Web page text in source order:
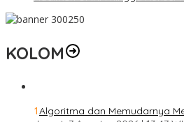
KOLOM
1Algoritma dan Memudarnya